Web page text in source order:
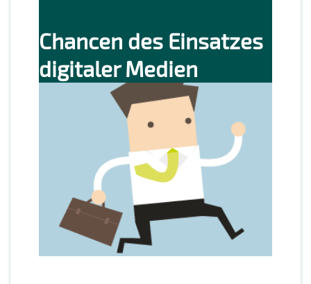
Chancen des Einsatzes
digitaler Medien